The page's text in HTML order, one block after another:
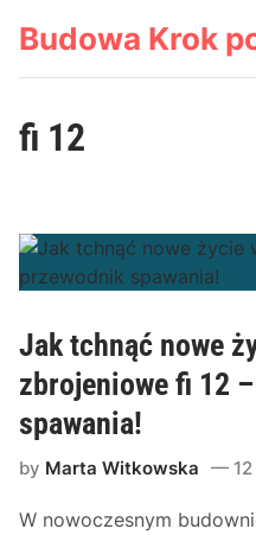
Budowa Krok
fi 12
Jak tchnąć nowe
zbrojeniowe fi 12
spawania!
by Marta Witkowska
W nowoczesnym